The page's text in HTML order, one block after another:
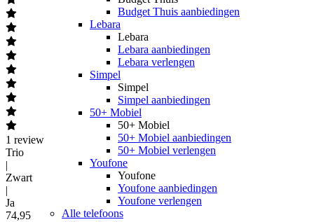
Budget Thuis aanbiedingen
Lebara
Lebara
Lebara aanbiedingen
Lebara verlengen
Simpel
Simpel
Simpel aanbiedingen
50+ Mobiel
50+ Mobiel
50+ Mobiel aanbiedingen
50+ Mobiel verlengen
Youfone
Youfone
Youfone aanbiedingen
Youfone verlengen
Alle telefoons
1 review
Trio
|
Zwart
|
Ja
74,95